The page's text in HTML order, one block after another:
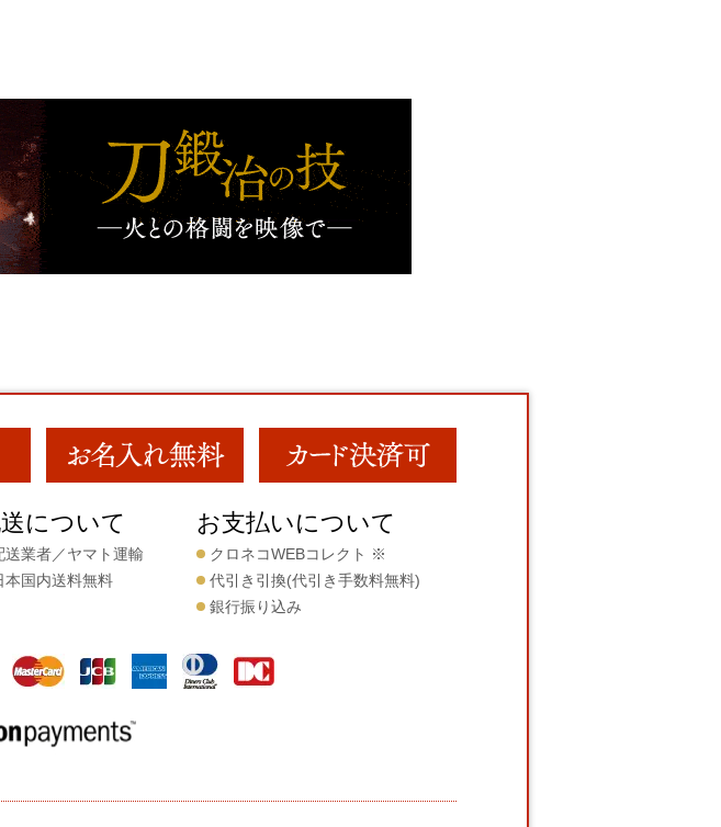
について
送業者／ヤマト運輸
本国内送料無料
お支払いについて
クロネコWEBコレクト ※
代引き引換(代引き手数料無料)
銀行振り込み